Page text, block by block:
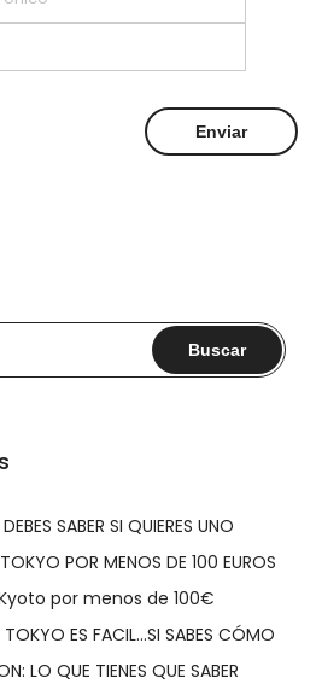
SABER SI QUIERES UNO
TOKYO POR MENOS DE 100 EUROS
por menos de 100€
TOKYO ES FACIL…SI SABES CÓMO
LO QUE TIENES QUE SABER